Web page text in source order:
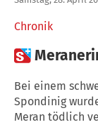
Chronik

Bei einem
Spondinig
Meran tödlich